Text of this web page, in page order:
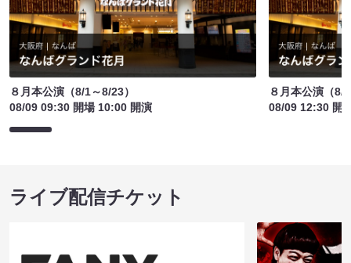
８月本公演（8/1～8/23）
08/09 09:30 開場 10:00 開演
８月本公演（8/
08/09 12:30 開
ライブ配信チケット